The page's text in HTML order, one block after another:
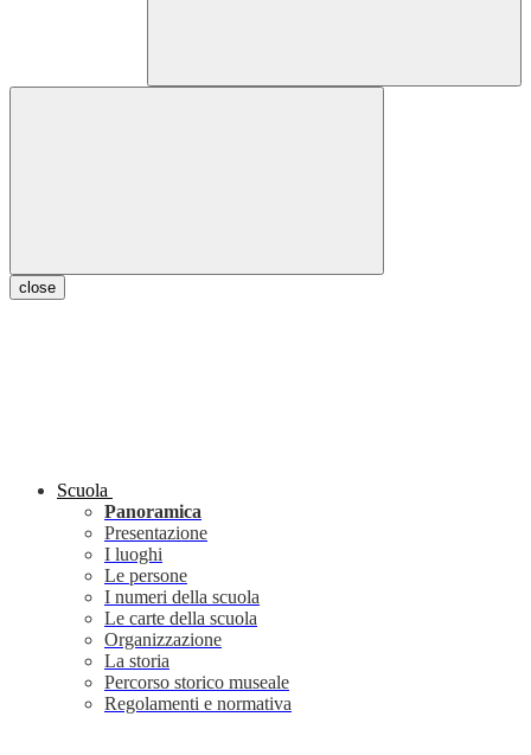
close
Scuola
Panoramica
Presentazione
I luoghi
Le persone
I numeri della scuola
Le carte della scuola
Organizzazione
La storia
Percorso storico museale
Regolamenti e normativa